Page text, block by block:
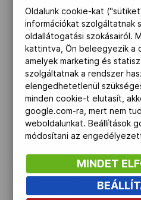
jelen.
Dr. Jelenik
Epidemiológiai
egészségügyi és
főorvosa
trópusi időszak után
tél, amikor csökken a
ami a kockázatot is
kapcsolatban
kimutatás szerint
egyhez a kockázata
Oldalunk cookie-kat
információkat szolgáltatnak
oldallátogatási szokásairól.
kattintva, Ön beleegyezik a
amelyek marketing és
szolgáltatnak a rendszer
elengedhetetlenül
minden cookie-t elutasít,
google.com-ra, mert nem
weboldalunkat. Beállítások
módosítani az
MINDET